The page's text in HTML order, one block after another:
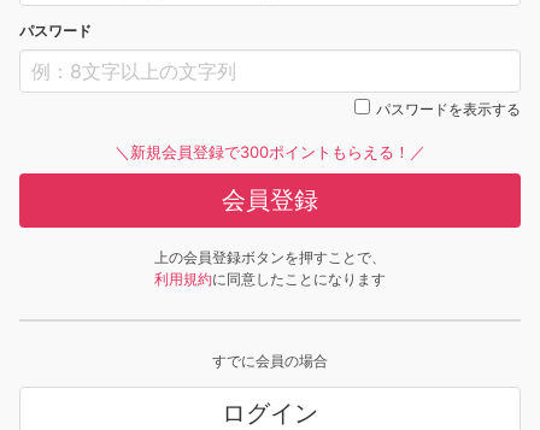
パスワード
パスワードを表示する
＼新規会員登録で300ポイントもらえる！／
会員登録
上の会員登録ボタンを押すことで、
利用規約に同意したことになります
すでに会員の場合
ログイン